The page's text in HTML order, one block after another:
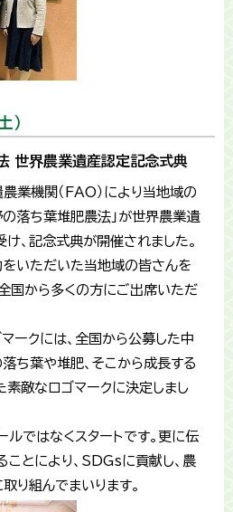
）
世界農業遺産認定記念式典
業機関（FAO）により当地域の
落ち葉堆肥農法」が世界農業遺
、記念式典が開催されました。
をいただいた当地域の皆さんを
国から多くの方にご出席いただ
ークには、全国から公募した中
ち葉や堆肥、そこから成長する
敵なロゴマークに決定しまし
ではなくスタートです。更に伝
とにより、SDGsに貢献し、農
り組んでまいります。